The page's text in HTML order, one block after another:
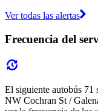
Ver todas las alertas
Frecuencia del
El siguiente autobús 71
NW Cochran St /